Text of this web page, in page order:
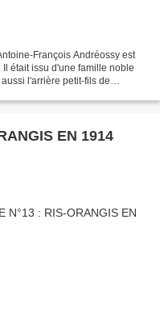
François Andréossy est
était issu d'une famille noble
l'arrière petit-fils de
EN 1914